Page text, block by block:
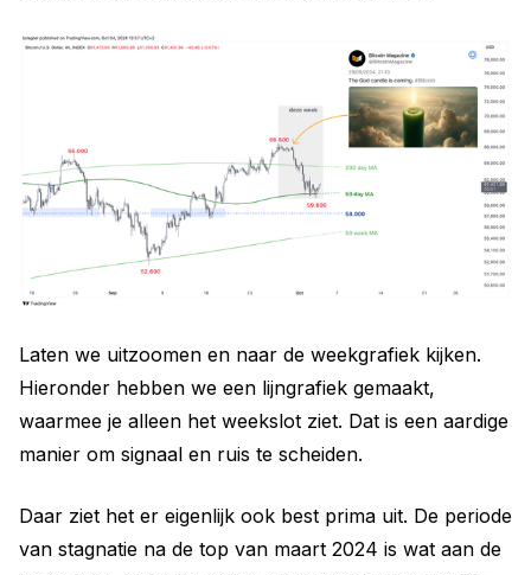
Laten we uitzoomen en naar de weekgrafiek kijken.
Hieronder hebben we een lijngrafiek gemaakt,
waarmee je alleen het weekslot ziet. Dat is een aardige
manier om signaal en ruis te scheiden.
Daar ziet het er eigenlijk ook best prima uit. De periode
van stagnatie na de top van maart 2024 is wat aan de